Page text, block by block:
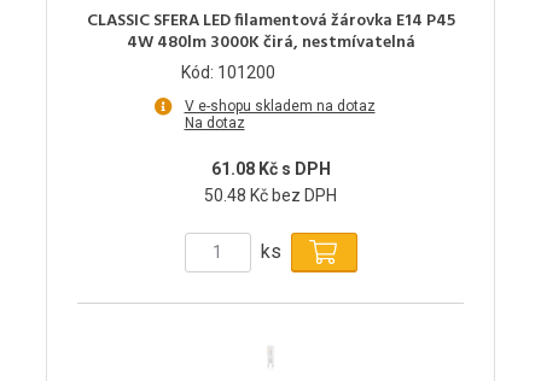
CLASSIC SFERA LED filamentová žárovka E14 P45
4W 480lm 3000K čirá, nestmívatelná
Kód: 101200
V e-shopu skladem na dotaz
Na dotaz
61.08 Kč s DPH
50.48 Kč bez DPH
ks